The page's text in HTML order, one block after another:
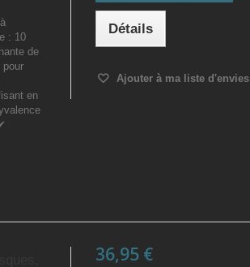
: 10
de
en
Détails
Ajouter à ma liste d'envies
36,95 €